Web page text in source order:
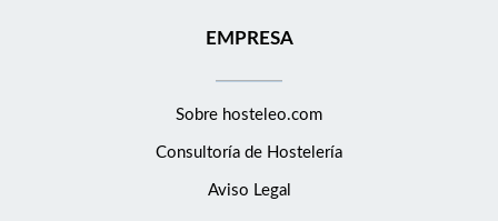
EMPRESA
Sobre hosteleo.com
Consultoría de Hostelería
Aviso Legal